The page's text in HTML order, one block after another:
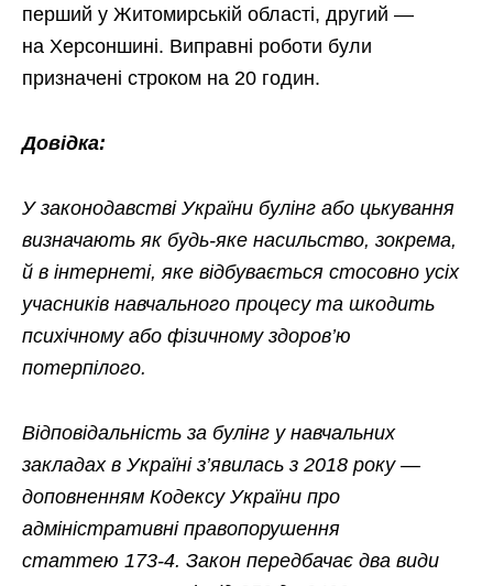
перший у Житомирській області, другий —
на Херсоншині. Виправні роботи були
призначені строком на 20 годин.
Довідка:
У законодавстві України булінг або цькування
визначають як будь-яке насильство, зокрема,
й в інтернеті, яке відбувається стосовно усіх
учасників навчального процесу та шкодить
психічному або фізичному здоров’ю
потерпілого.
Відповідальність за булінг у навчальних
закладах в Україні з’явилась з 2018 року —
доповненням Кодексу України про
адміністративні правопорушення
статтею 173-4. Закон передбачає два види